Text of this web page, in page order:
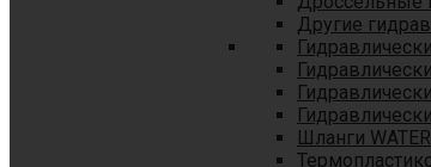
Другие
Шланги